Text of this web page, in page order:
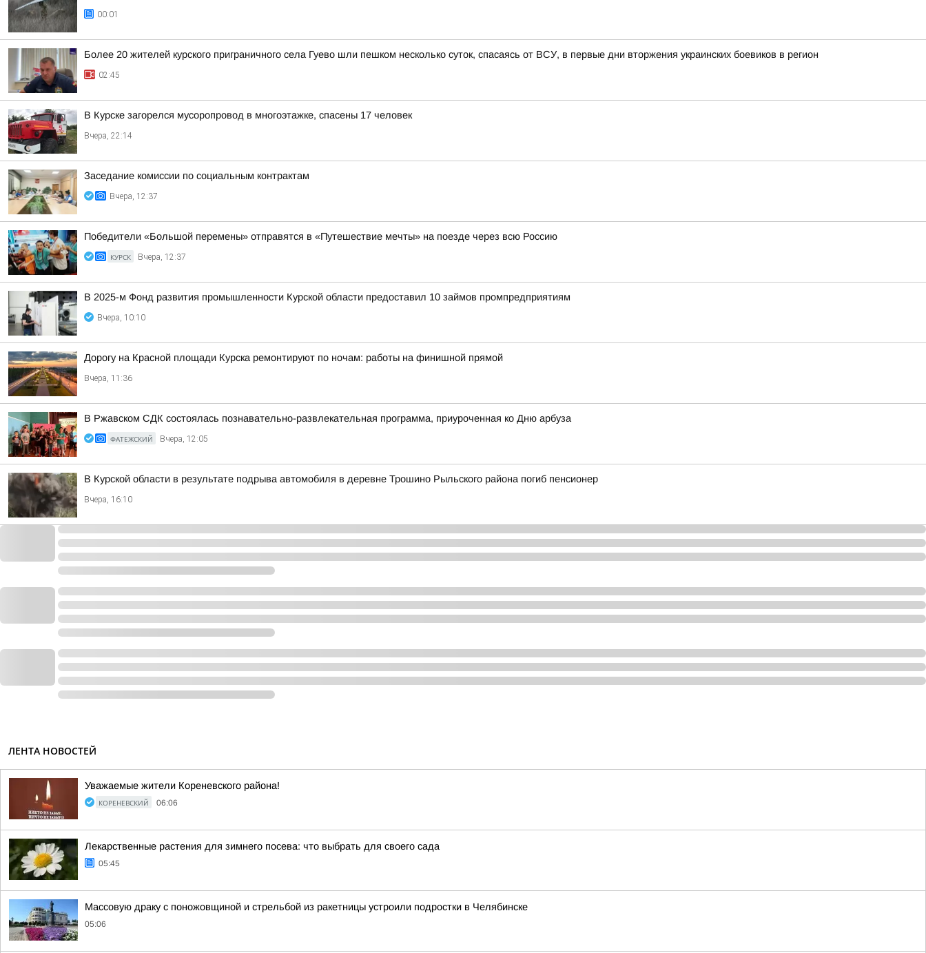
00:01
Более 20 жителей курского приграничного села Гуево шли пешком несколько суток, спасаясь от ВСУ, в первые дни вторжения украинских боевиков в регион
02:45
В Курске загорелся мусоропровод в многоэтажке, спасены 17 человек
Вчера, 22:14
Заседание комиссии по социальным контрактам
Вчера, 12:37
Победители «Большой перемены» отправятся в «Путешествие мечты» на поезде через всю Россию
КУРСК Вчера, 12:37
В 2025-м Фонд развития промышленности Курской области предоставил 10 займов промпредприятиям
Вчера, 10:10
Дорогу на Красной площади Курска ремонтируют по ночам: работы на финишной прямой
Вчера, 11:36
В Ржавском СДК состоялась познавательно-развлекательная программа, приуроченная ко Дню арбуза
ФАТЕЖСКИЙ Вчера, 12:05
В Курской области в результате подрыва автомобиля в деревне Трошино Рыльского района погиб пенсионер
Вчера, 16:10
ЛЕНТА НОВОСТЕЙ
Уважаемые жители Кореневского района!
КОРЕНЕВСКИЙ 06:06
Лекарственные растения для зимнего посева: что выбрать для своего сада
05:45
Массовую драку с поножовщиной и стрельбой из ракетницы устроили подростки в Челябинске
05:06